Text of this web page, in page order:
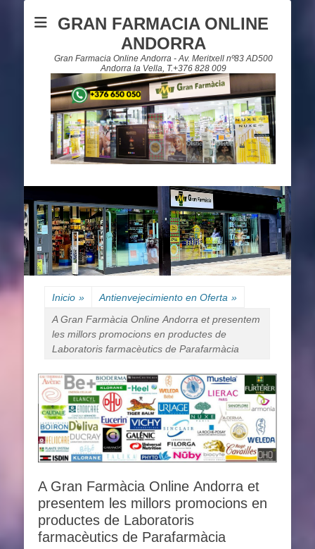
GRAN FARMACIA ONLINE
ANDORRA
Gran Farmacia Online Andorra - Av. Meritxell nº83 AD500
Andorra la Vella, T.+376 828 009
Inicio » Antienvejecimiento en Oferta »
A Gran Farmàcia Online Andorra et presentem
les millors promocions en productes de
Laboratoris farmacèutics de Parafarmàcia
A Gran Farmàcia Online Andorra et
presentem les millors promocions en
productes de Laboratoris
farmacèutics de Parafarmàcia